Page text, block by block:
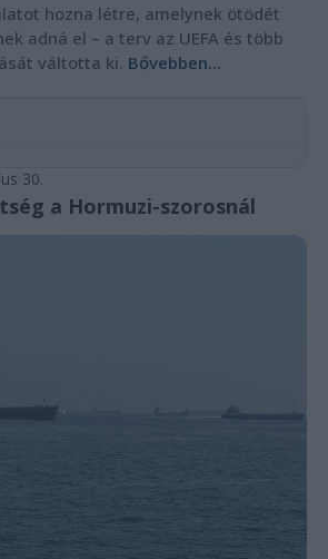
hozna létre, amelynek ötödét
adná el – a terv az UEFA és több
váltotta ki. Bővebben...
30.
a Hormuzi-szorosnál